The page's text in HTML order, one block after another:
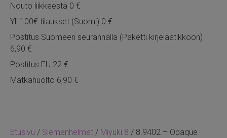
Etusivu / Siemenhelmet / Miyuki 8 / 8.9402 – Opaque
Nouto liikkeestä 0 €
Yli 100€ tilaukset (Suomi) 0 €
Postitus Suomeen seurannalla (Paketti kirjelaatikkoon)
6,90 €
Postitus EU 22 €
Matkahuolto 6,90 €